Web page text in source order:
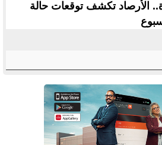
الأرصاد تكشف توقعات حالة